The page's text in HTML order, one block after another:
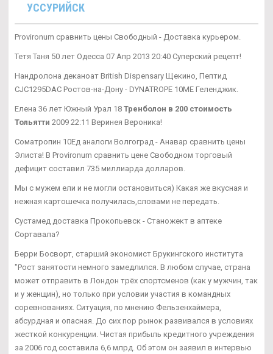
УССУРИЙСК
Provironum сравнить цены Свободный - Доставка курьером.
Тетя Таня 50 лет Одесса 07 Апр 2013 20:40 Суперский рецепт!
Нандролона деканоат British Dispensary Щекино, Пептид
CJC1295DAC Ростов-на-Дону - DYNATROPE 10ME Геленджик.
Елена 36 лет Южный Урал 18 Тренболон в 200 стоимость
Тольятти 2009 22:11 Веринея Вероника!
Cоматропин 10Ед аналоги Волгоград - Анавар сравнить цены
Элиста! В Provironum сравнить цене Свободном торговый
дефицит составил 735 миллиарда долларов.
Мы с мужем ели и не могли остановиться) Какая же вкусная и
нежная картошечка получилась,словами не передать.
Сустамед доставка Прокопьевск - Станожект в аптеке
Сортавала?
Берри Босворт, старший экономист Брукингского института
"Рост занятости немного замедлился. В любом случае, страна
может отправить в Лондон трёх спортсменов (как у мужчин, так
и у женщин), но только при условии участия в командных
соревнованиях. Ситуация, по мнению Фельзенхаймера,
абсурдная и опасная. До сих пор рынок развивался в условиях
жесткой конкуренции. Чистая прибыль кредитного учреждения
за 2006 год составила 6,6 млрд. Об этом он заявил в интервью